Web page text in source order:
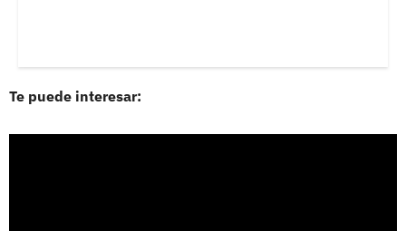
Te puede interesar: